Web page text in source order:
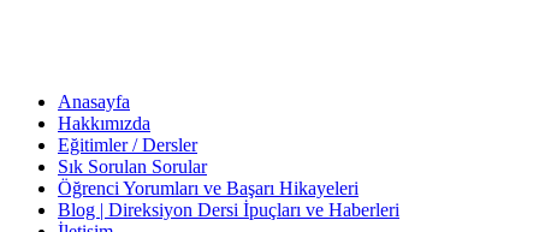
Anasayfa
Hakkımızda
Eğitimler / Dersler
Sık Sorulan Sorular
Öğrenci Yorumları ve Başarı Hikayeleri
Blog | Direksiyon Dersi İpuçları ve Haberleri